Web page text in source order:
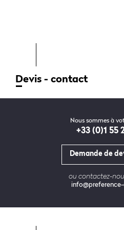
Devis - contact
Nous sommes à
+33 (0)1 55
Demande de
ou contactez-